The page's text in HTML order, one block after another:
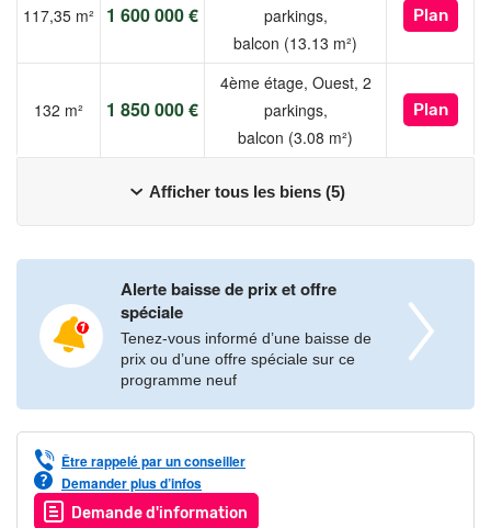
117,35 m² 1 600 000 €
parkings,
balcon (13.13 m²)
Plan
132 m² 1 850 000 €
4ème étage, Ouest, 2
parkings,
balcon (3.08 m²)
Plan
Afficher tous les biens (5)
Alerte baisse de prix et offre
spéciale
Tenez-vous informé d’une baisse de
prix ou d’une offre spéciale sur ce
programme neuf
Être rappelé par un conseiller
Demander plus d’infos
Demande d'information